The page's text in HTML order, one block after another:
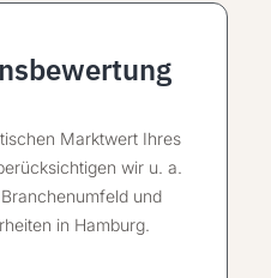
Marktwert Ihres
wir u. a.
und
in Hamburg.